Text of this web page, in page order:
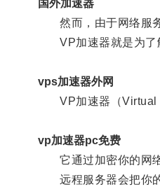
国外加速器
然而，由于网络服务
VP加速器就是为了
vps加速器外网
VP加速器（Virtual
vp加速器pc免费
它通过加密你的网络
远程服务器会把你的